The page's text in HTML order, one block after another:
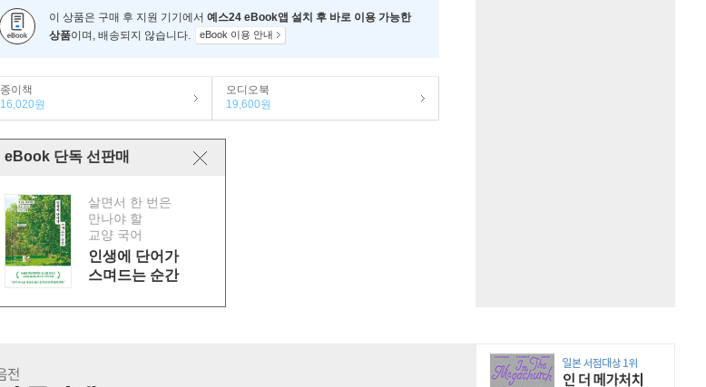
이 상품은 구매 후 지원 기기에서 예스24 eBook앱 설치 후 바로 이용 가능한
상품이며, 배송되지 않습니다. eBook 이용 안내
종이책
16,020원
오디오북
19,600원
eBook 단독 선판매
살면서 한 번은
만나야 할
교양 국어
인생에 단어가
스며드는 순간